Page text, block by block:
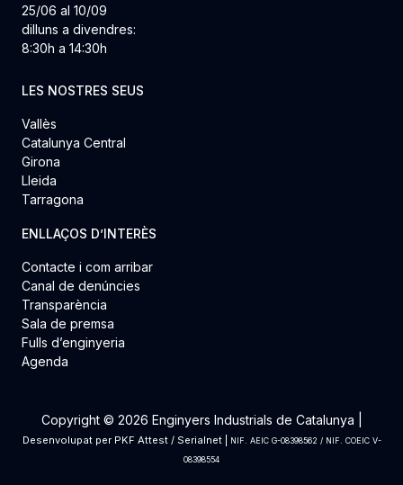
25/06 al 10/09
dilluns a divendres:
8:30h a 14:30h
LES NOSTRES SEUS
Vallès
Catalunya Central
Girona
Lleida
Tarragona
ENLLAÇOS D’INTERÈS
Contacte i com arribar
Canal de denúncies
Transparència
Sala de premsa
Fulls d’enginyeria
Agenda
Copyright © 2026 Enginyers Industrials de Catalunya |
Desenvolupat per PKF Attest/ Serialnet|
NIF. AEIC G-08398562 / NIF. COEIC V-
08398554